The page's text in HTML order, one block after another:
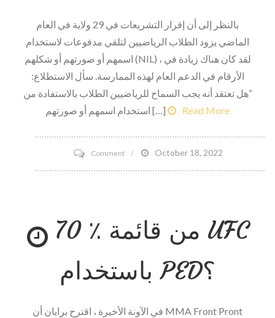
بالنظر إلى أن إقرار التشريعات في 29 ولاية في العام
الماضي يزود الطلاب الرياضيين لتلقي مدفوعات لاستخدام
اسمهم أو صورتهم أو شكلهم (NIL) ، لقد كان هناك زيادة في
الأرقام في الدعم العام لهذه الممارسة. سأل الاستطلاع:
“هل تعتقد أنه يجب السماح للرياضيين الطلاب بالاستفادة من
استخدام اسمهم أو صورتهم […]
Read More
Commenton
قفزة
الدعم
للطلاب
،
October 18, 2022
70 ٪ من قائمة UFC
باستخدام PED؟
في الآونة الأخيرة ، اقترح برايان أن MMA Front Pront